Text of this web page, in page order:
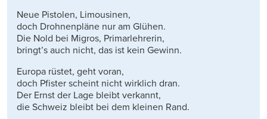
Neue Pistolen, Limousinen,
doch Drohnenpläne nur am Glühen.
Die Nold bei Migros, Primarlehrerin,
bringt’s auch nicht, das ist kein Gewinn.
Europa rüstet, geht voran,
doch Pfister scheint nicht wirklich dran.
Der Ernst der Lage bleibt verkannt,
die Schweiz bleibt bei dem kleinen Rand.